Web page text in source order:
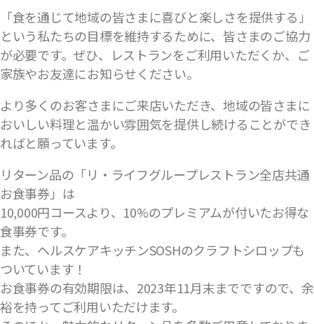
「食を通じて地域の皆さまに喜びと楽しさを提供する」
という私たちの目標を維持するために、皆さまのご協力
が必要です。ぜひ、レストランをご利用いただくか、ご
家族やお友達にお知らせください。
より多くのお客さまにご来店いただき、地域の皆さまに
おいしい料理と温かい雰囲気を提供し続けることができ
ればと願っています。
リターン品の「リ・ライフグループレストラン全店共通
お食事券」は
10,000円コースより、10%のプレミアムが付いたお得な
食事券です。
また、ヘルスケアキッチンSOSHのクラフトシロップも
ついています！
お食事券の有効期限は、2023年11月末までですので、余
裕を持ってご利用いただけます。